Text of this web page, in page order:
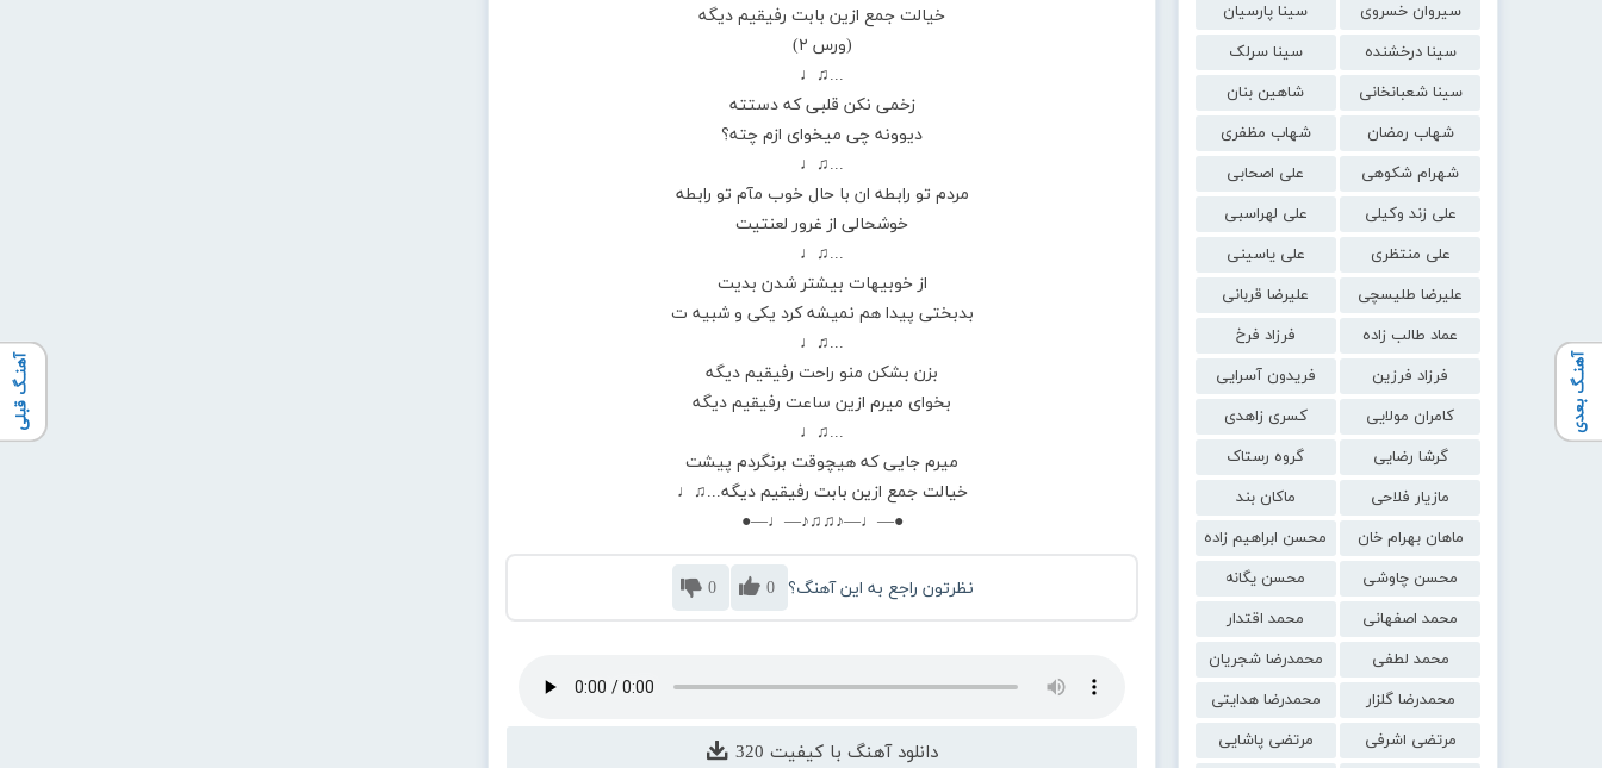
سیروان خسروی
سینا پارسیان
سینا درخشنده
سینا سرلک
سینا شعبانخانی
شاهین بنان
شهاب رمضان
شهاب مظفری
شهرام شکوهی
علی اصحابی
علی زند وکیلی
علی لهراسبی
علی منتظری
علی یاسینی
علیرضا طلیسچی
علیرضا قربانی
عماد طالب زاده
فرزاد فرخ
فرزاد فرزین
فریدون آسرایی
کامران مولایی
کسری زاهدی
گرشا رضایی
گروه رستاک
مازیار فلاحی
ماکان بند
ماهان بهرام خان
محسن ابراهیم زاده
محسن چاوشی
محسن یگانه
محمد اصفهانی
محمد اقتدار
محمد لطفی
محمدرضا شجریان
محمدرضا گلزار
محمدرضا هدایتی
مرتضی اشرفی
مرتضی پاشایی
خیالت جمع ازین بابت رفیقیم دیگه
(ورس ۲)
...♫♩
زخمی نکن قلبی که دستته
دیوونه چی میخوای ازم چته؟
...♫♩
مردم تو رابطه ان با حال خوب مآم تو رابطه
خوشحالی از غرور لعنتیت
...♫♩
از خوبیهات بیشتر شدن بدیت
بدبختی پیدا هم نمیشه کرد یکی و شبیه ت
...♫♩
بزن بشکن منو راحت رفیقیم دیگه
بخوای میرم ازین ساعت رفیقیم دیگه
...♫♩
میرم جایی که هیچوقت برنگردم پیشت
خیالت جمع ازین بابت رفیقیم دیگه...♫♩
●—♩—♪♫♫♪—♩—●
نظرتون راجع به این آهنگ؟ 0
0
دانلود آهنگ با کیفیت 320
آهنـگ بعدی آهنـگ قبلی